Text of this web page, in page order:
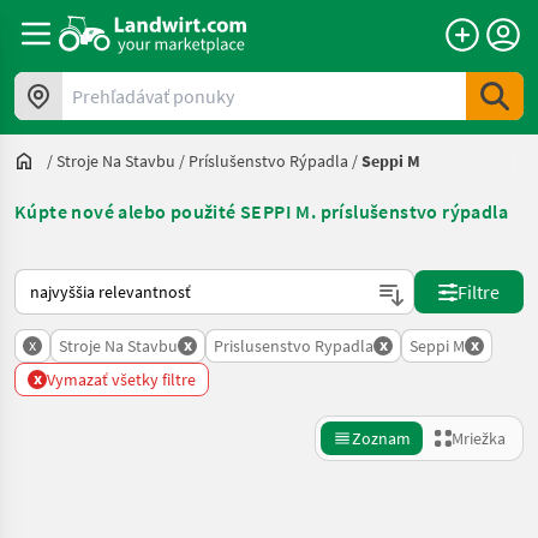
Prehľadávať ponuky
/Stroje Na Stavbu / Príslušenstvo Rýpadla /Seppi M
Kúpte nové alebo použité SEPPI M. príslušenstvo rýpadla
Takto sa vykonáva triedenie na Landwirt.com
Filtre
x Stroje Na Stavbu x Prislusenstvo Rypadla x Seppi M x
x Vymazať všetky filtre
Zoznam Mriežka